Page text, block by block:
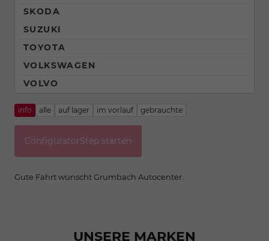
info alle auf lager im vorlauf gebrauchte
ConfiguratorStep starten
Gute Fahrt wünscht Grumbach Autocenter.
SKODA
SUZUKI
TOYOTA
VOLKSWAGEN
VOLVO
UNSERE MARKEN